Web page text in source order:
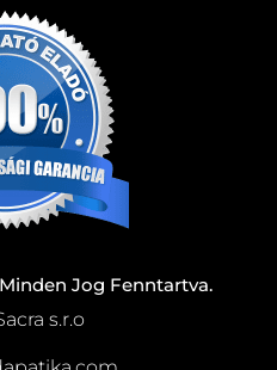
Jog Fenntartva.
s.r.o